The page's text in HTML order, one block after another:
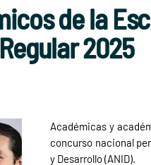
de la
2025
Académicas y
concurso nacional
y Desarrollo (ANID).